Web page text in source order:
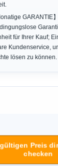
GARANTIE
für Ihrer Kauf;
Kundenservice,
lösen zu können.
Preis
checken